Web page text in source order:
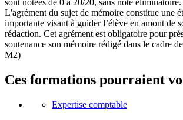
L'agrément du sujet de mémoire constitue une
importante visant à guider l’élève en amont de
rédaction. Cet agrément est obligatoire pour
soutenance son mémoire rédigé dans le cadre
M2)
Ces formations pourraient
Expertise comptable